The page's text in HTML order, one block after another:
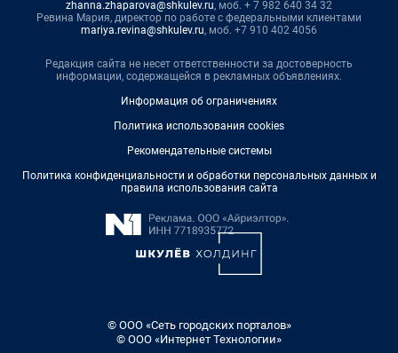
zhanna.zhaparova@shkulev.ru, моб. + 7 982 640 34 32
Ревина Мария, директор по работе с федеральными клиентами
mariya.revina@shkulev.ru, моб. +7 910 402 4056
Редакция сайта не несет ответственности за достоверность
информации, содержащейся в рекламных объявлениях.
Информация об ограничениях
Политика использования cookies
Рекомендательные системы
Политика конфиденциальности и обработки персональных данных и
правила использования сайта
© ООО «Сеть городских порталов»
© ООО «Интернет Технологии»